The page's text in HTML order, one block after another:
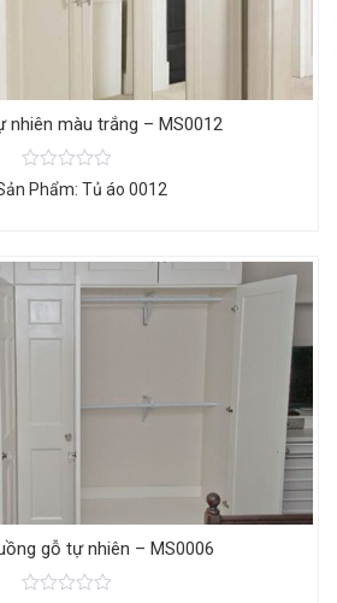
nhiên màu trắng – MS0012
Phẩm: Tủ áo 0012
gỗ tự nhiên – MS0006